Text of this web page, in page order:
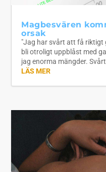
Magbesvären
orsak
"Jag har svårt att få riktigt
bli otroligt uppblåst med
jag enorma mängder.
LÄS MER